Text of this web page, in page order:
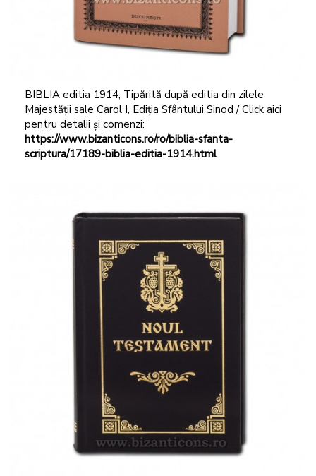
BIBLIA editia 1914, Tipărită după editia din zilele
Majestății sale Carol I, Ediția Sfântului Sinod / Click aici
pentru detalii și comenzi:
https://www.bizanticons.ro/ro/biblia-sfanta-
scriptura/17189-biblia-editia-1914.html